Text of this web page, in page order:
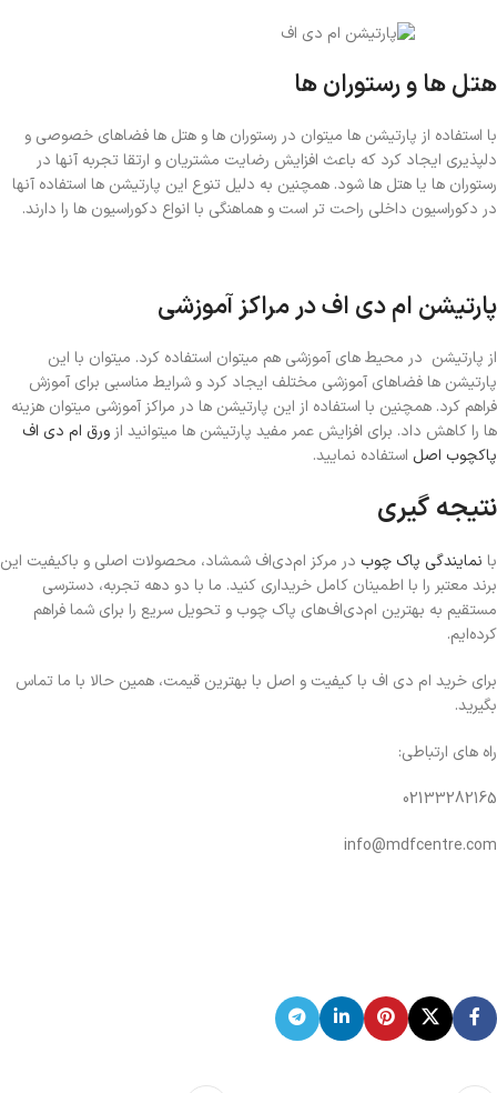
هتل ها و رستوران ها
با استفاده از پارتیشن ها میتوان در رستوران ها و هتل ها فضاهای خصوصی و
دلپذیری ایجاد کرد که باعث افزایش رضایت مشتریان و ارتقا تجربه آنها در
رستوران ها یا هتل ها شود. همچنین به دلیل تنوع این پارتیشن ها استفاده آنها
در دکوراسیون داخلی راحت تر است و هماهنگی با انواع دکوراسیون ها را دارند.
پارتیشن ام دی اف در مراکز آموزشی
از پارتیشن در محیط های آموزشی هم میتوان استفاده کرد. میتوان با این
پارتیشن ها فضاهای آموزشی مختلف ایجاد کرد و شرایط مناسبی برای آموزش
فراهم کرد. همچنین با استفاده از این پارتیشن ها در مراکز آموزشی میتوان هزینه
ها را کاهش داد. برای افزایش عمر مفید پارتیشن ها میتوانید از ورق ام دی اف
پاکچوب اصل استفاده نمایید.
نتیجه گیری
با نمایندگی پاک چوب در مرکز ام‌دی‌اف شمشاد، محصولات اصلی و باکیفیت این
برند معتبر را با اطمینان کامل خریداری کنید. ما با دو دهه تجربه، دسترسی
مستقیم به بهترین ام‌دی‌اف‌های پاک چوب و تحویل سریع را برای شما فراهم
کرده‌ایم.
برای خرید ام دی اف با کیفیت و اصل با بهترین قیمت، همین حالا با ما تماس
بگیرید.
راه های ارتباطی:
02133282165
info@mdfcentre.com